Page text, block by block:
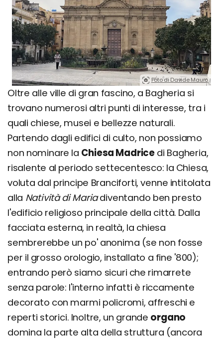
Foto di Davide Mauro.
Oltre alle ville di gran fascino, a Bagheria si
trovano numerosi altri punti di interesse, tra i
quali chiese, musei e bellezze naturali.
Partendo dagli edifici di culto, non possiamo
non nominare la Chiesa Madrice di Bagheria,
risalente al periodo settecentesco: la Chiesa,
voluta dal principe Branciforti, venne intitolata
alla Natività di Mariadiventando ben presto
l'edificio religioso principale della città. Dalla
facciata esterna, in realtà, la chiesa
sembrerebbe un po' anonima (se non fosse
per il grosso orologio, installato a fine '800);
entrando però siamo sicuri che rimarrete
senza parole: l'interno infatti è riccamente
decorato con marmi policromi, affreschi e
reperti storici. Inoltre, un grande organo
domina la parte alta della struttura (ancora